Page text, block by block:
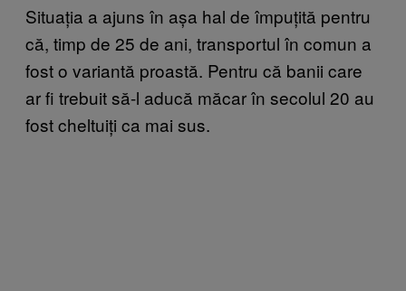
Situația a ajuns în așa hal de împuțită pentru
că, timp de 25 de ani, transportul în comun a
fost o variantă proastă. Pentru că banii care
ar fi trebuit să-l aducă măcar în secolul 20 au
fost cheltuiți ca mai sus.